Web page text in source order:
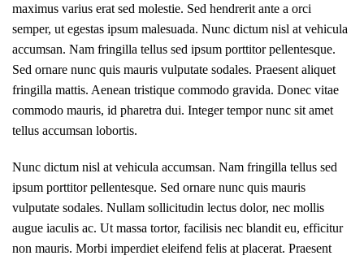
maximus varius erat sed molestie. Sed hendrerit ante a orci
semper, ut egestas ipsum malesuada. Nunc dictum nisl at vehicula
accumsan. Nam fringilla tellus sed ipsum porttitor pellentesque.
Sed ornare nunc quis mauris vulputate sodales. Praesent aliquet
fringilla mattis. Aenean tristique commodo gravida. Donec vitae
commodo mauris, id pharetra dui. Integer tempor nunc sit amet
tellus accumsan lobortis.
Nunc dictum nisl at vehicula accumsan. Nam fringilla tellus sed
ipsum porttitor pellentesque. Sed ornare nunc quis mauris
vulputate sodales. Nullam sollicitudin lectus dolor, nec mollis
augue iaculis ac. Ut massa tortor, facilisis nec blandit eu, efficitur
non mauris. Morbi imperdiet eleifend felis at placerat. Praesent